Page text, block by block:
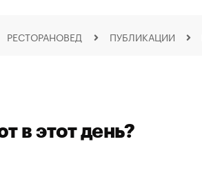
РЕСТОРАНОВЕД ПУБЛИКАЦИИ
в этот день?